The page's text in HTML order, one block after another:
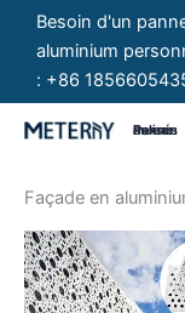
contenu
Besoin d'un
aluminium
: +86
Panneaux Personnalisés
Façade en